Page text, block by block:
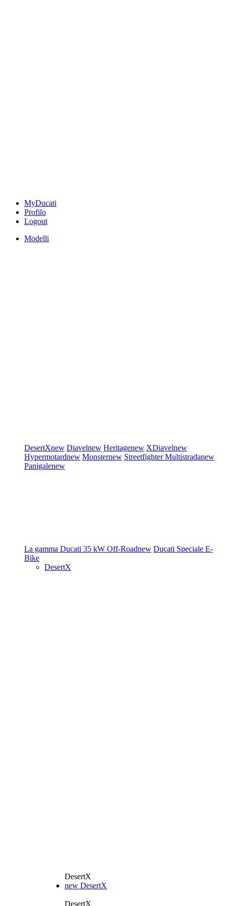
MyDucati
Profilo
Logout
Modelli
DesertXnew Diavelnew Heritagenew XDiavelnew
Hypermotardnew Monsternew StreetfighterMultistradanew
Panigalenew
La gamma Ducati 35 kW Off-Roadnew Ducati Speciale E-
Bike
DesertX
DesertX
new DesertX
DesertX